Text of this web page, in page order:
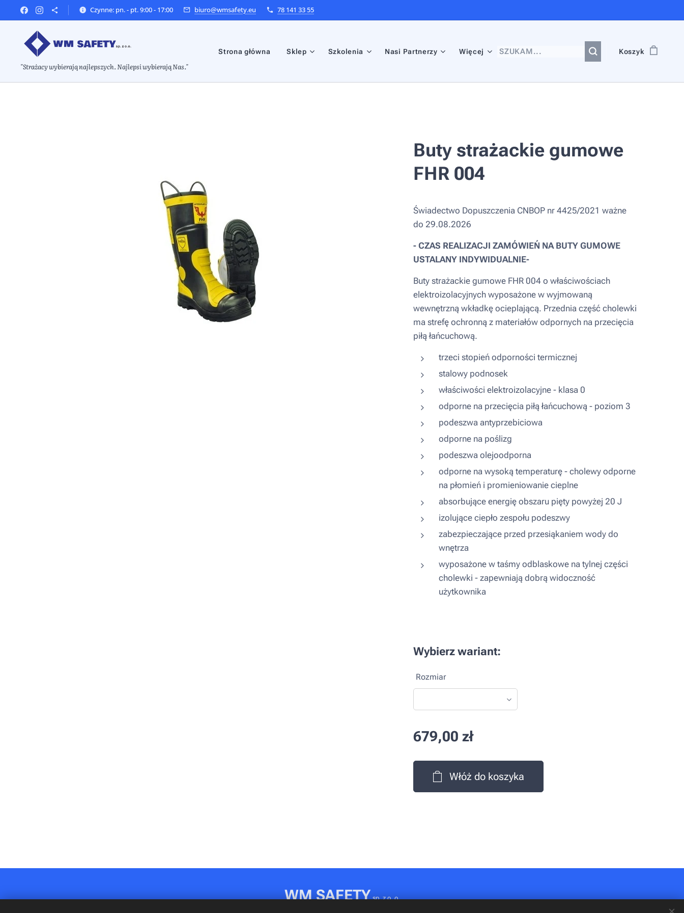
Czynne: pn. - pt. 9:00 - 17:00 biuro@wmsafety.eu 78 141 33 55
"Strażacy wybierają najlepszych. Najlepsi wybierają Nas."
Strona główna Sklep Szkolenia Nasi Partnerzy Więcej Koszyk
Buty strażackie gumowe
FHR 004
Świadectwo Dopuszczenia CNBOP nr 4425/2021 ważne
do 29.08.2026
- CZAS REALIZACJI ZAMÓWIEŃ NA BUTY GUMOWE
USTALANY INDYWIDUALNIE-
Buty strażackie gumowe FHR 004 o właściwościach
elektroizolacyjnych wyposażone w wyjmowaną
wewnętrzną wkładkę ocieplającą. Przednia część cholewki
ma strefę ochronną z materiałów odpornych na przecięcia
piłą łańcuchową.
trzeci stopień odporności termicznej
stalowy podnosek
właściwości elektroizolacyjne - klasa 0
odporne na przecięcia piłą łańcuchową - poziom 3
podeszwa antyprzebiciowa
odporne na poślizg
podeszwa olejoodporna
odporne na wysoką temperaturę - cholewy odporne
na płomień i promieniowanie cieplne
absorbujące energię obszaru pięty powyżej 20 J
izolujące ciepło zespołu podeszwy
zabezpieczające przed przesiąkaniem wody do
wnętrza
wyposażone w taśmy odblaskowe na tylnej części
cholewki - zapewniają dobrą widoczność
użytkownika
Wybierz wariant:
Rozmiar
679,00 zł
Włóż do koszyka
WM SAFETY sp. z o. o.